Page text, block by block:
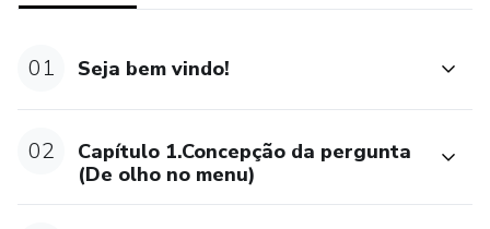
01 Seja bem vindo!
02
Capítulo 1.Concepção da pergunta
(De olho no menu)